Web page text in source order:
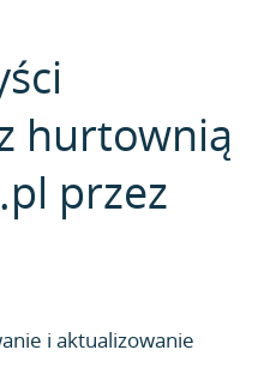
hurtownią
przez
i aktualizowanie